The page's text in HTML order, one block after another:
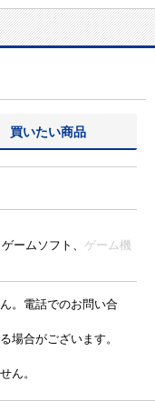
買いたい商品
ームソフト、 ゲーム機
。電話でのお問い合
場合がございます。
ん。